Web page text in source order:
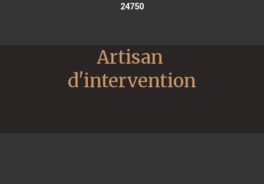
24750
Artisan
d'intervention